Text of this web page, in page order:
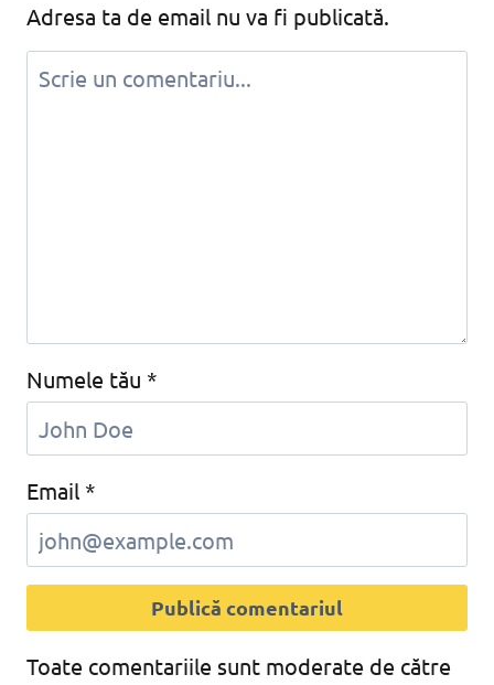
Adresa ta de email nu va fi publicată.
Numele tău *
Email *
Toate comentariile sunt moderate de către